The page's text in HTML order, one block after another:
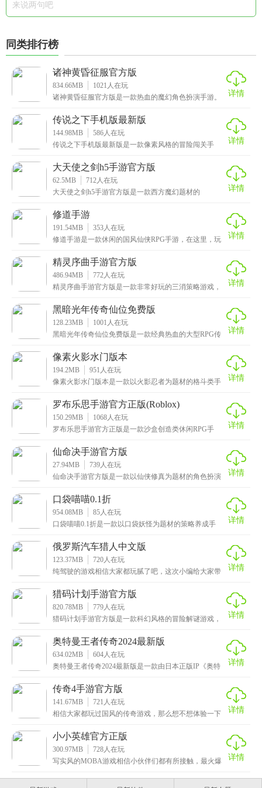
同类排行榜
诸神黄昏征服官方版
834.66MB 1021 人在玩
诸神黄昏征服官方版是一款热血的魔幻角色扮演手游。
仅造
详情
传说之下手机版最新版
144.98MB 586人在玩
传说之下手机版最新版是一款像素风格的冒险闯关手
地球中
详情
大天使之剑h5手游官方版
62.5MB 712人在玩
大天使之剑h5手游官方版是一款西方魔幻题材的
玩家
详情
修道手游
191.54MB 353人在玩
修道手游是一款休闲的国风仙侠RPG手游，在这里，玩
皆
详情
精灵序曲手游官方版
486.94MB 772人在玩
精灵序曲手游官方版是一款非常好玩的三消策略游戏，
在游
详情
黑暗光年传奇仙位免费版
128.23MB 1001 人在玩
黑暗光年传奇仙位免费版是一款经典热血的大型RPG传
以
详情
像素火影水门版本
194.2MB 951 人在玩
像素火影水门版本是一款以火影忍者为题材的格斗类手
方式
详情
罗布乐思手游官方正版(Roblox)
150.29MB 1068人在玩
罗布乐思手游官方正版是一款沙盒创造类休闲RPG手
界》
详情
仙命决手游官方版
27.94MB 739人在玩
仙命决手游官方版是一款以仙侠修真为题材的角色扮演
引
详情
口袋喵喵0.1折
954.08MB 85人在玩
口袋喵喵0.1折是一款以口袋妖怪为题材的策略养成手
详情
俄罗斯汽车猎人中文版
123.37MB 720人在玩
纯驾驶的游戏相信大家都玩腻了吧，这次小编给大家带
冒险
详情
猎码计划手游官方版
820.78MB 779人在玩
猎码计划手游官方版是一款科幻风格的冒险解谜游戏，
形象
详情
奥特曼王者传奇2024最新版
634.02MB 604人在玩
奥特曼王者传奇2024最新版是一款由日本正版IP《奥特
详情
传奇4手游官方版
141.67MB 721 人在玩
相信大家都玩过国风的传奇游戏，那么想不想体验一下
版
详情
小小英雄官方正版
300.97MB 728人在玩
写实风的MOBA游戏相信小伙伴们都有所接触，最火爆
大
详情